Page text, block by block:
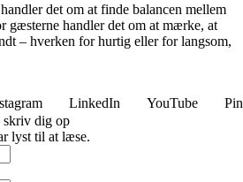
det om at finde balancen mellem
gæsterne handler det om at mærke, at
– hverken for hurtig eller for langsom,
LinkedIn YouTube
skriv dig op
lyst til at læse.